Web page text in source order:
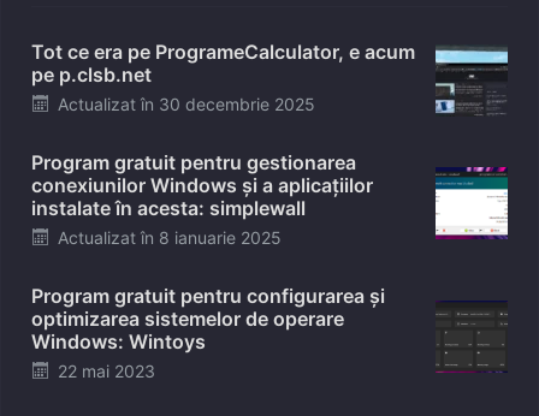
Tot ce era pe ProgrameCalculator, e acum
pe p.clsb.net
Posted
Actualizat în 30 decembrie 2025
Program gratuit pentru gestionarea
conexiunilor Windows și a aplicațiilor
instalate în acesta: simplewall
Posted
Actualizat în 8 ianuarie 2025
Program gratuit pentru configurarea și
optimizarea sistemelor de operare
Windows: Wintoys
Posted
22 mai 2023